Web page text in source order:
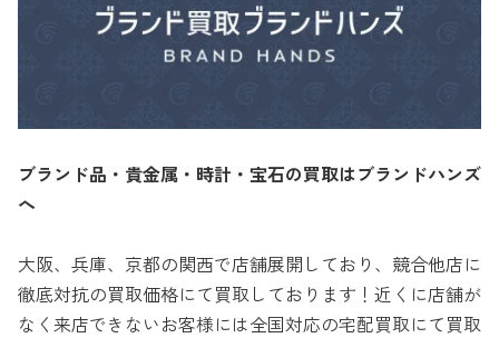
ブランド品・貴金属・時計・宝石の買取はブランドハンズ
へ
大阪、兵庫、京都の関西で店舗展開しており、競合他店に
徹底対抗の買取価格にて買取しております！近くに店舗が
なく来店できないお客様には全国対応の宅配買取にて買取